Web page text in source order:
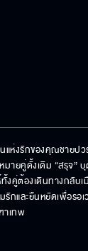
ห่งรักของคุณชายป
ายคู่ดั้งเดิม “สรุจ
คู่ต้องเดินทางกลับ
ละยืนหยัดเพื่อรอเ
าเทพ